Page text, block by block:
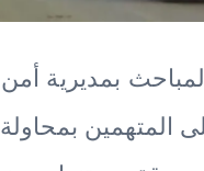
أمن الجيزة
بمحاولة الاعتداء